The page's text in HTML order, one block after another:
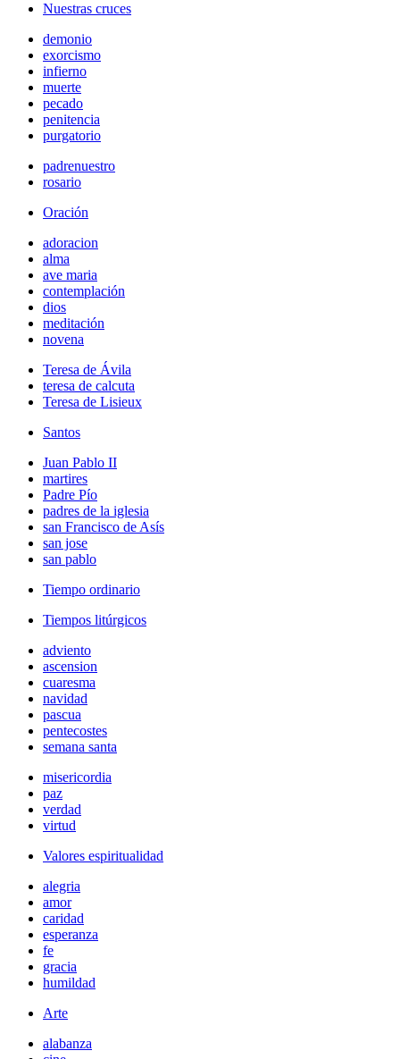
Nuestras cruces
demonio
exorcismo
infierno
muerte
pecado
penitencia
purgatorio
padrenuestro
rosario
Oración
adoracion
alma
ave maria
contemplación
dios
meditación
novena
Teresa de Ávila
teresa de calcuta
Teresa de Lisieux
Santos
Juan Pablo II
martires
Padre Pío
padres de la iglesia
san Francisco de Asís
san jose
san pablo
Tiempo ordinario
Tiempos litúrgicos
adviento
ascension
cuaresma
navidad
pascua
pentecostes
semana santa
misericordia
paz
verdad
virtud
Valores espiritualidad
alegria
amor
caridad
esperanza
fe
gracia
humildad
Arte
alabanza